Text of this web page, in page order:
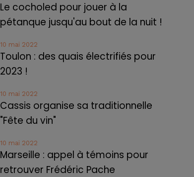
Le cocholed pour jouer à la
pétanque jusqu'au bout de la nuit !
10 mai 2022
Toulon : des quais électrifiés pour
2023 !
10 mai 2022
Cassis organise sa traditionnelle
"Fête du vin"
10 mai 2022
Marseille : appel à témoins pour
retrouver Frédéric Pache